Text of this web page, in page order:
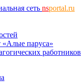
сеть nsportal.ru
«Алые паруса»
работников